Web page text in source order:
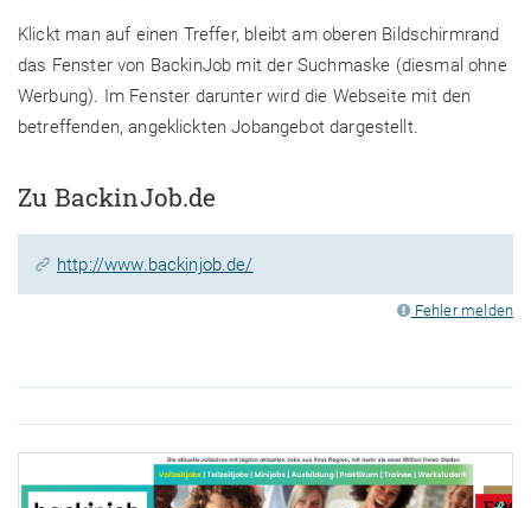
Klickt man auf einen Treffer, bleibt am oberen Bildschirmrand
das Fenster von BackinJob mit der Suchmaske (diesmal ohne
Werbung). Im Fenster darunter wird die Webseite mit den
betreffenden, angeklickten Jobangebot dargestellt.
Zu BackinJob.de
http://www.backinjob.de/
Fehler melden